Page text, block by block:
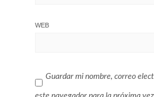
WEB
Guardar mi nombre, correo